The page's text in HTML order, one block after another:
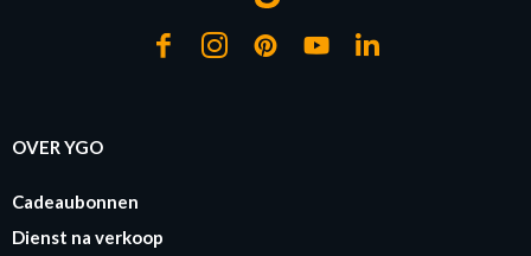
OVER YGO
Cadeaubonnen
Dienst na verkoop